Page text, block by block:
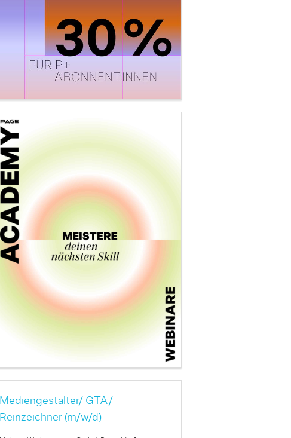
Mediengestalter/ GTA/
Reinzeichner (m/w/d)